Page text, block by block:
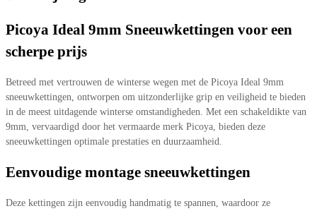
Picoya Ideal 9mm Sneeuwkettingen voor een
scherpe prijs
Betreed met vertrouwen de winterse wegen met de Picoya Ideal 9mm
sneeuwkettingen, ontworpen om uitzonderlijke grip en veiligheid te bieden
in de meest uitdagende winterse omstandigheden. Met een schakeldikte van
9mm, vervaardigd door het vermaarde merk Picoya, bieden deze
sneeuwkettingen optimale prestaties en duurzaamheid.
Eenvoudige montage sneeuwkettingen
Deze kettingen zijn eenvoudig handmatig te spannen, waardoor ze